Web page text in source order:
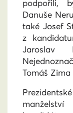
podpořili,
Danuše
také Josef
z
Jaroslav
Tomáš